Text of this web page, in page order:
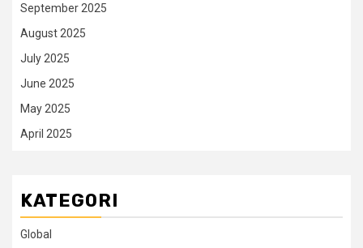
September 2025
August 2025
July 2025
June 2025
May 2025
April 2025
KATEGORI
Global